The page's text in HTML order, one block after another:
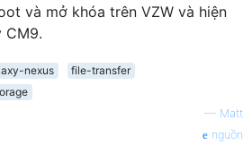
và mở khóa trên VZW và hiện
CM9.
nexus
file-transfer
— Matt
nguồn